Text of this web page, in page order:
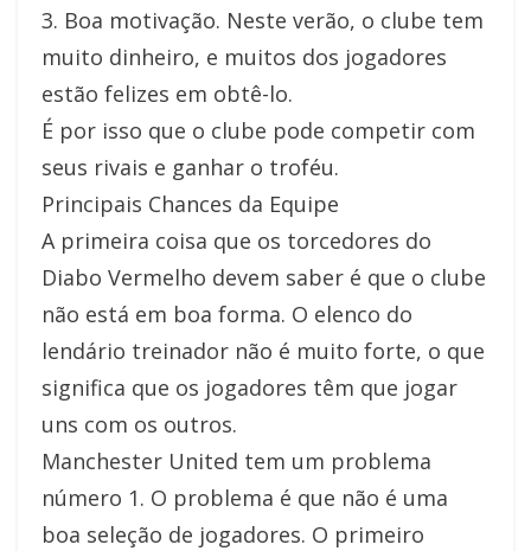
3. Boa motivação. Neste verão, o clube tem
muito dinheiro, e muitos dos jogadores
estão felizes em obtê-lo.
É por isso que o clube pode competir com
seus rivais e ganhar o troféu.
Principais Chances da Equipe
A primeira coisa que os torcedores do
Diabo Vermelho devem saber é que o clube
não está em boa forma. O elenco do
lendário treinador não é muito forte, o que
significa que os jogadores têm que jogar
uns com os outros.
Manchester United tem um problema
número 1. O problema é que não é uma
boa seleção de jogadores. O primeiro